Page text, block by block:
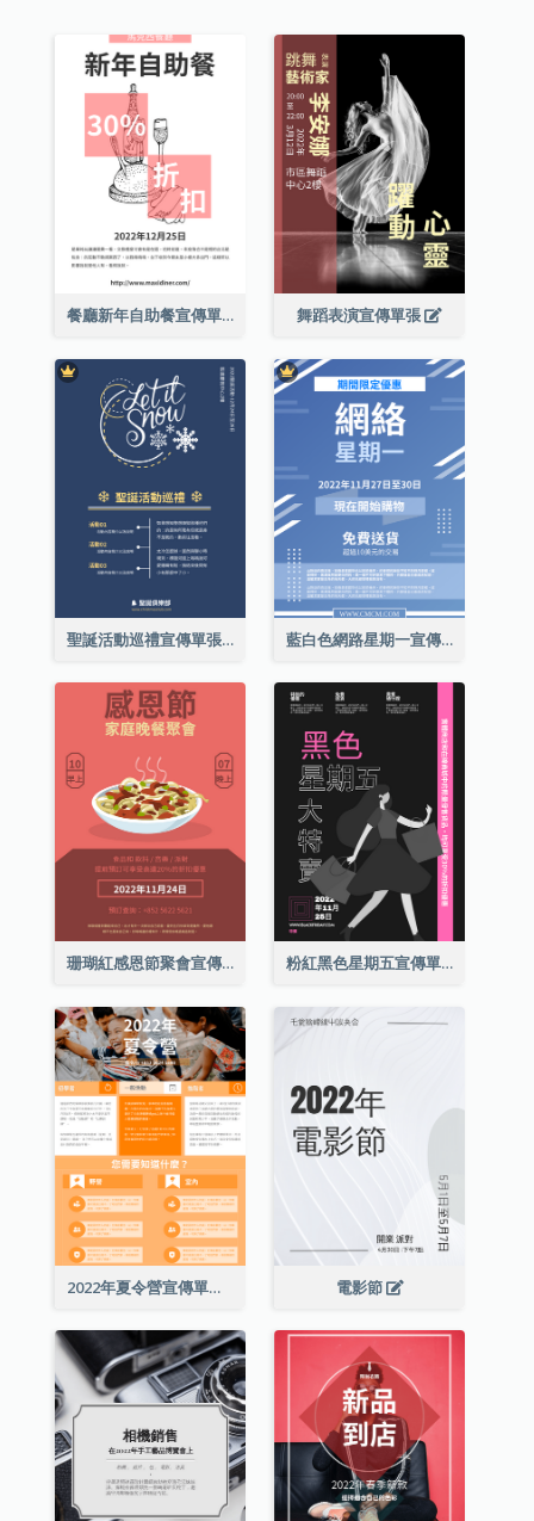
餐廳新年自助餐宣傳單張 舞蹈表演宣傳單張
聖誕活動巡禮宣傳單張(附介紹) 藍白色網路星期一宣傳單張
珊瑚紅感恩節聚會宣傳單張 粉紅黑色星期五宣傳單張
2022年夏令營宣傳單張 電影節